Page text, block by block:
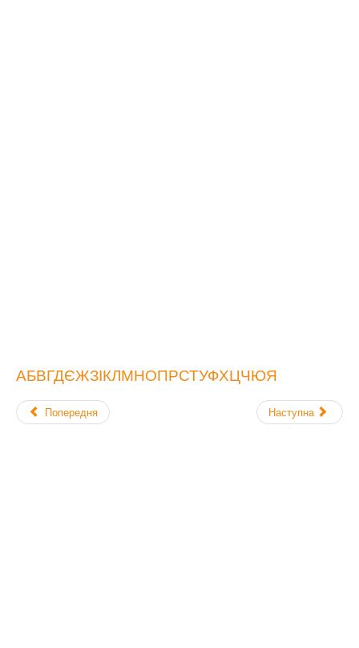
АБВГДЄЖЗІКЛМНОПРСТУФХЦЧЮЯ
Попередня Наступна